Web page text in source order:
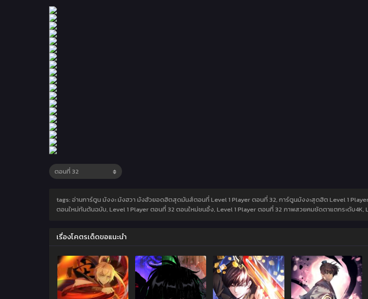
tags: อ่านการ์ตูน มังงะ มังฮวา มังฮัวยอดฮิตสุดมันส์ตอนที่ Level 1 Player ตอนที่ 32, การ์ตูนมังงะสุดฮิต Level 1
ตอนใหม่ทันต้นฉบับ, Level 1 Player ตอนที่ 32 ตอนใหม่ชนอิ้ง, Level 1 Player ตอนที่ 32 ภาพสวยคมชัดตาแตกระดับ4K,
เรื่องโคตรเด็ดขอแนะนำ